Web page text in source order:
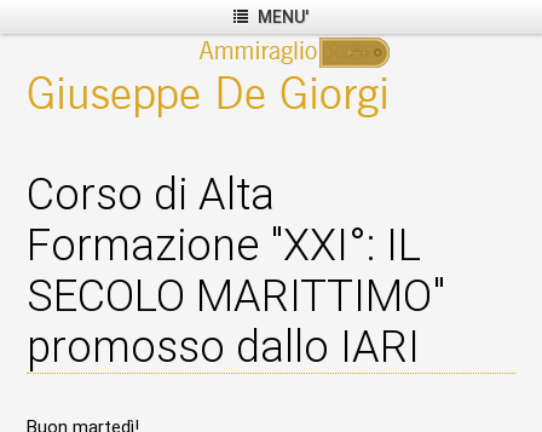
MENU'
Corso di Alta
Formazione "XXI°: IL
SECOLO MARITTIMO"
promosso dallo IARI
Buon martedì!